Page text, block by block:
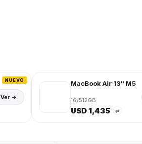
NUEVO
Ver →
MacBook Air 13" M5
16/512GB
USD 1,435 ⇄